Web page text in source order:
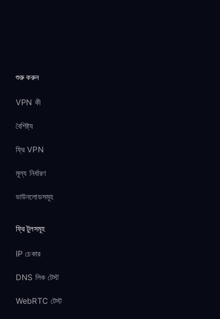
শুরু করুন
VPN কী
বৈশিষ্ট্য
ফ্রি VPN
মূল্য নির্ধারণ
ডাউনলোডসমূহ
ফ্রি টুলসমূহ
IP চেকার
DNS লিক টেস্ট
WebRTC টেস্ট